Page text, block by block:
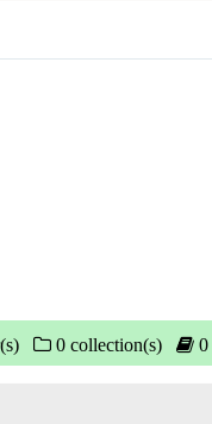
0 collection(s) 0